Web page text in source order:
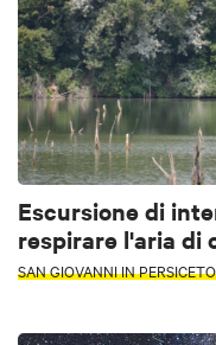
Escursione di
respirare l'aria di
SAN GIOVANNI IN PERSICETO